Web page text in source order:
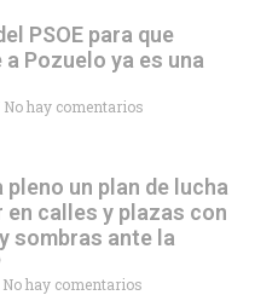
PSOE para que
Pozuelo ya es una
No hay comentarios
pleno un plan de lucha
calles y plazas con
sombras ante la
hay comentarios